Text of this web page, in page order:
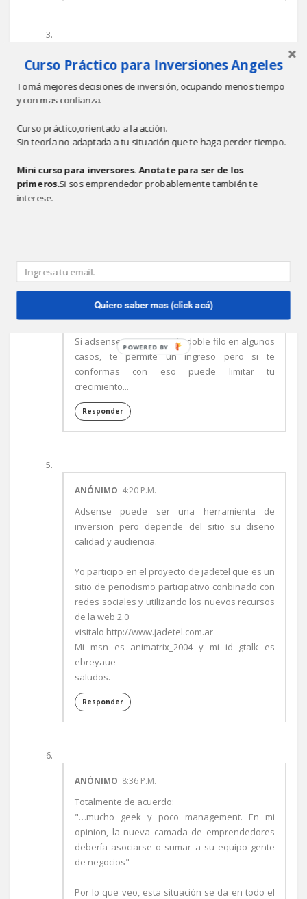
ANÓNIMO 1:17 A.M.
Excelente post estuve en el evento hablando
sobre las redes sociales y conociendo otros
que adsense no puede ser la unica fuente de
ingresos sino los convenios con patrocinadores
www.jadetel.com.ar es blog de periodismo 3.0
conbinado con redes sociales y desarrollando
MARIANO RUANI 10:08 A.M.
Si adsense es un arma de doble filo en algunos
casos, te permite un ingreso pero si te
conformas con eso puede limitar tu
crecimiento...
Responder
ANÓNIMO 4:20 P.M.
Adsense puede ser una herramienta de
inversion pero depende del sitio su diseño
calidad y audiencia.
Yo participo en el proyecto de jadetel que es un
sitio de periodismo participativo conbinado con
redes sociales y utilizando los nuevos recursos
de la web 2.0
visitalo http://www.jadetel.com.ar
Mi msn es animatrix_2004 y mi id gtalk es
ebreyaue
saludos.
Responder
ANÓNIMO 8:36 P.M.
Totalmente de acuerdo:
"…mucho geek y poco management. En mi
opinion, la nueva camada de emprendedores
debería asociarse o sumar a su equipo gente
de negocios"
Por lo que veo, esta situación se da en todo el
Curso Práctico para Inversiones Angeles
Tomá mejores decisiones de inversión, ocupando menos tiempo
y con mas confianza.
Curso práctico,orientado a la acción.
Sin teoría no adaptada a tu situación que te haga perder tiempo.
Mini curso para inversores. Anotate para ser de los
primeros.Si sos emprendedor probablemente también te
interese.
Quiero saber mas (click acá)
POWERED BY